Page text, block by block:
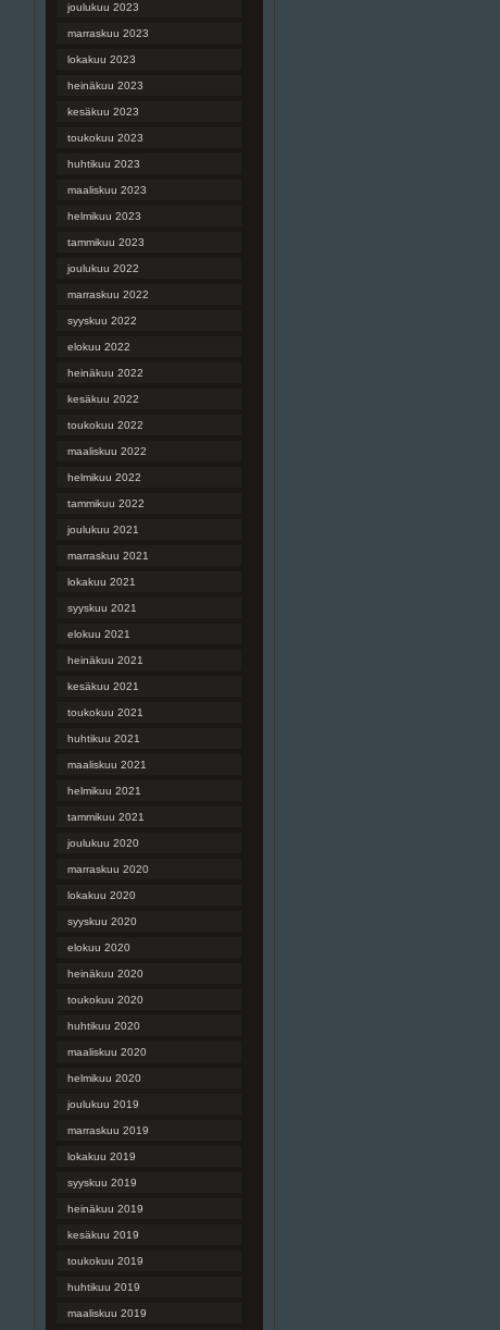
joulukuu 2023
marraskuu 2023
lokakuu 2023
heinäkuu 2023
kesäkuu 2023
toukokuu 2023
huhtikuu 2023
maaliskuu 2023
helmikuu 2023
tammikuu 2023
joulukuu 2022
marraskuu 2022
syyskuu 2022
elokuu 2022
heinäkuu 2022
kesäkuu 2022
toukokuu 2022
maaliskuu 2022
helmikuu 2022
tammikuu 2022
joulukuu 2021
marraskuu 2021
lokakuu 2021
syyskuu 2021
elokuu 2021
heinäkuu 2021
kesäkuu 2021
toukokuu 2021
huhtikuu 2021
maaliskuu 2021
helmikuu 2021
tammikuu 2021
joulukuu 2020
marraskuu 2020
lokakuu 2020
syyskuu 2020
elokuu 2020
heinäkuu 2020
toukokuu 2020
huhtikuu 2020
maaliskuu 2020
helmikuu 2020
joulukuu 2019
marraskuu 2019
lokakuu 2019
syyskuu 2019
heinäkuu 2019
kesäkuu 2019
toukokuu 2019
huhtikuu 2019
maaliskuu 2019